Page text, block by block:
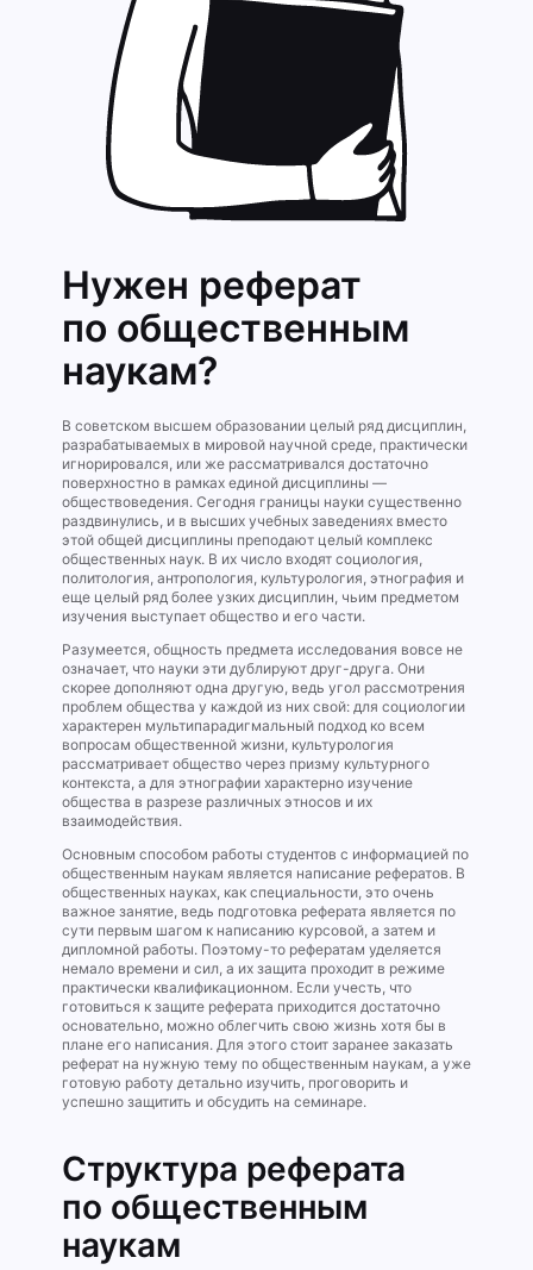
Нужен реферат
по общественным
наукам?
В советском высшем образовании целый ряд дисциплин,
разрабатываемых в мировой научной среде, практически
игнорировался, или же рассматривался достаточно
поверхностно в рамках единой дисциплины —
обществоведения. Сегодня границы науки существенно
раздвинулись, и в высших учебных заведениях вместо
этой общей дисциплины преподают целый комплекс
общественных наук. В их число входят социология,
политология, антропология, культурология, этнография и
еще целый ряд более узких дисциплин, чьим предметом
изучения выступает общество и его части.
Разумеется, общность предмета исследования вовсе не
означает, что науки эти дублируют друг-друга. Они
скорее дополняют одна другую, ведь угол рассмотрения
проблем общества у каждой из них свой: для социологии
характерен мультипарадигмальный подход ко всем
вопросам общественной жизни, культурология
рассматривает общество через призму культурного
контекста, а для этнографии характерно изучение
общества в разрезе различных этносов и их
взаимодействия.
Основным способом работы студентов с информацией по
общественным наукам является написание рефератов. В
общественных науках, как специальности, это очень
важное занятие, ведь подготовка реферата является по
сути первым шагом к написанию курсовой, а затем и
дипломной работы. Поэтому-то рефератам уделяется
немало времени и сил, а их защита проходит в режиме
практически квалификационном. Если учесть, что
готовиться к защите реферата приходится достаточно
основательно, можно облегчить свою жизнь хотя бы в
плане его написания. Для этого стоит заранее заказать
реферат на нужную тему по общественным наукам, а уже
готовую работу детально изучить, проговорить и
успешно защитить и обсудить на семинаре.
Структура реферата
по общественным
наукам